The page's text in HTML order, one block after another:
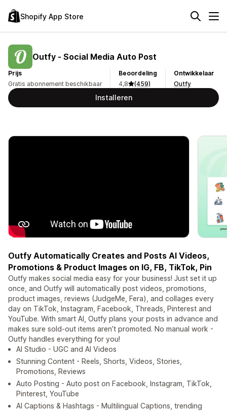
Shopify App Store
Outfy ‑ Social Media Auto Post
Prijs
Gratis abonnement beschikbaar
Beoordeling
4,8
(459)
Ontwikkelaar
Outfy
Installeren
Outfy Automatically Creates and Posts AI Videos,
Promotions & Product Images on IG, FB, TikTok, Pin
Outfy makes social media easy for your business! Just set it up
once, and Outfy will automatically post videos, promotions,
product images, reviews (JudgeMe, Fera), and collages every
day on TikTok, Instagram, Facebook, Threads, Pinterest and
YouTube. With smart AI, Outfy plans your posts in advance and
makes sure sold-out items aren’t promoted. No manual work -
Outfy handles everything for you!
AI Studio - UGC and AI Videos
Stunning Content - Reels, Shorts, Videos, Stories,
Promotions, Reviews
Auto Posting - Auto post on Facebook, Instagram, TikTok,
Pinterest, YouTube
AI Captions & Hashtags - Multilingual Captions, trending